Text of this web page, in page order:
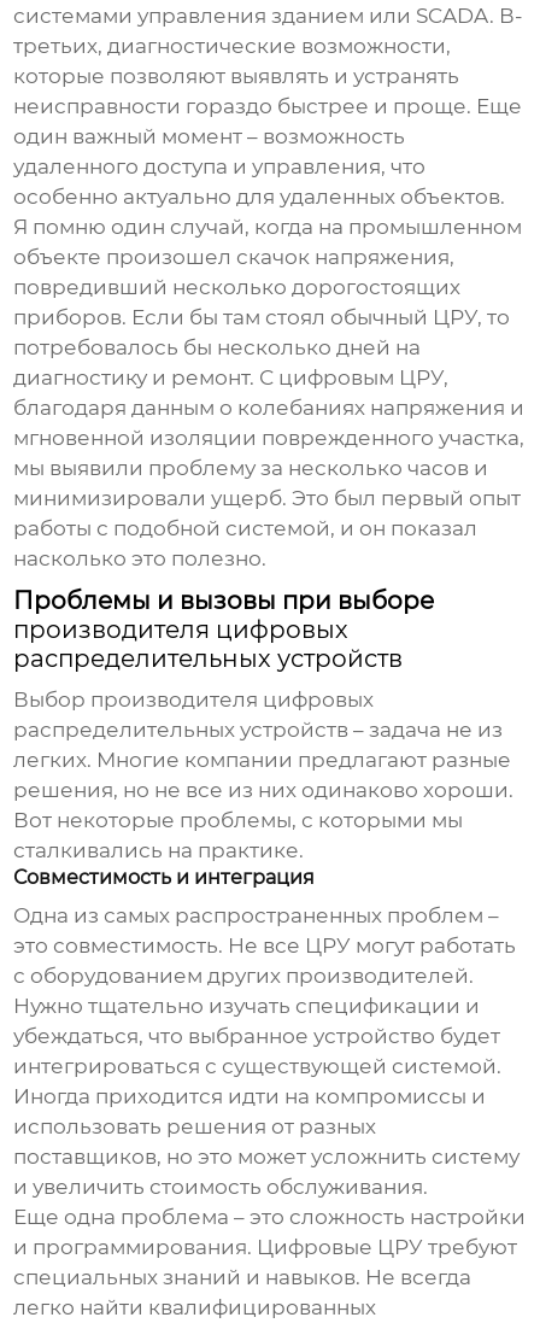
системами управления зданием или SCADA. В-
третьих, диагностические возможности,
которые позволяют выявлять и устранять
неисправности гораздо быстрее и проще. Еще
один важный момент – возможность
удаленного доступа и управления, что
особенно актуально для удаленных объектов.
Я помню один случай, когда на промышленном
объекте произошел скачок напряжения,
повредивший несколько дорогостоящих
приборов. Если бы там стоял обычный ЦРУ, то
потребовалось бы несколько дней на
диагностику и ремонт. С цифровым ЦРУ,
благодаря данным о колебаниях напряжения и
мгновенной изоляции поврежденного участка,
мы выявили проблему за несколько часов и
минимизировали ущерб. Это был первый опыт
работы с подобной системой, и он показал
насколько это полезно.
Проблемы и вызовы при выборе
производителя цифровых
распределительных устройств
Выбор производителя цифровых
распределительных устройств – задача не из
легких. Многие компании предлагают разные
решения, но не все из них одинаково хороши.
Вот некоторые проблемы, с которыми мы
сталкивались на практике.
Совместимость и интеграция
Одна из самых распространенных проблем –
это совместимость. Не все ЦРУ могут работать
с оборудованием других производителей.
Нужно тщательно изучать спецификации и
убеждаться, что выбранное устройство будет
интегрироваться с существующей системой.
Иногда приходится идти на компромиссы и
использовать решения от разных
поставщиков, но это может усложнить систему
и увеличить стоимость обслуживания.
Еще одна проблема – это сложность настройки
и программирования. Цифровые ЦРУ требуют
специальных знаний и навыков. Не всегда
легко найти квалифицированных